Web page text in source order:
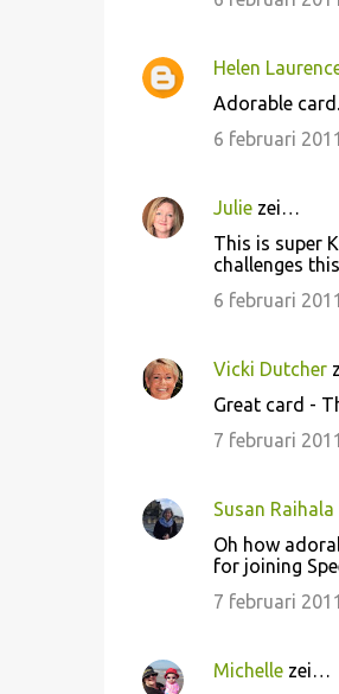
Helen
Adorable
6 februari
Juliezei…
This is super
challenges
6 februari
Vicki Dutcher
Great card -
7 februari
Susan Raihala
Oh how
for joining
7 februari
Michellezei…